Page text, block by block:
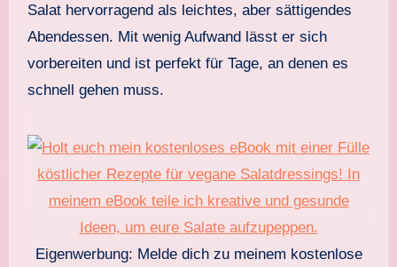
Salat hervorragend als leichtes, aber sättigendes
Abendessen. Mit wenig Aufwand lässt er sich
vorbereiten und ist perfekt für Tage, an denen es
schnell gehen muss.
Eigenwerbung: Melde dich zu meinem kostenlose